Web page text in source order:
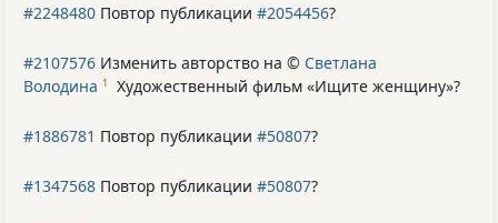
#2248480 Повтор публикации #2054456?
#2107576 Изменить авторство на © Светлана
Володина 1 Художественный фильм «Ищите женщину»?
#1886781 Повтор публикации #50807?
#1347568 Повтор публикации #50807?